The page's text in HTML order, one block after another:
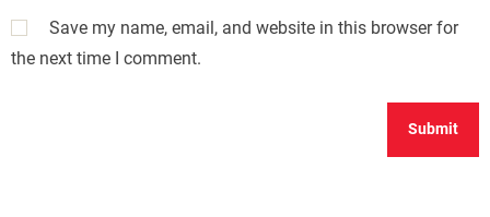
Save my name, email, and website in this browser for
the next time I comment.